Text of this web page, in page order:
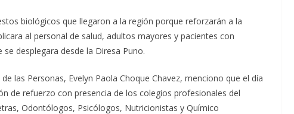
biológicos que llegaron a la región porque reforzarán a la
al personal de salud, adultos mayores y pacientes con
desplegara desde la Diresa Puno.
las Personas, Evelyn Paola Choque Chavez, menciono que el día
de refuerzo con presencia de los colegios profesionales del
Odontólogos, Psicólogos, Nutricionistas y Químico